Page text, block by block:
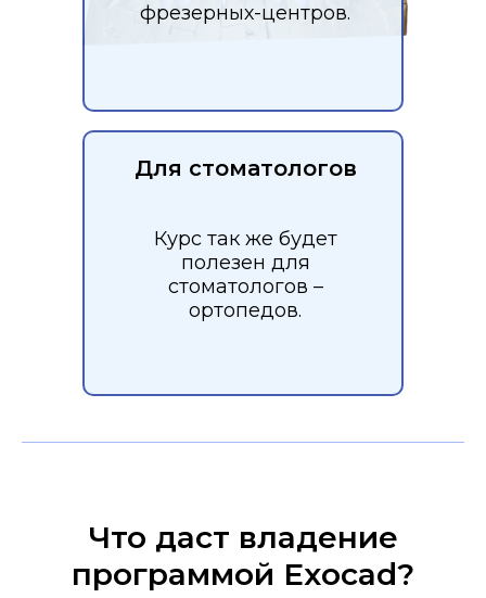
фрезерных-центров.
Для стоматологов
Курс так же будет
полезен для
стоматологов –
ортопедов.
Что даст владение
программой Exocad?